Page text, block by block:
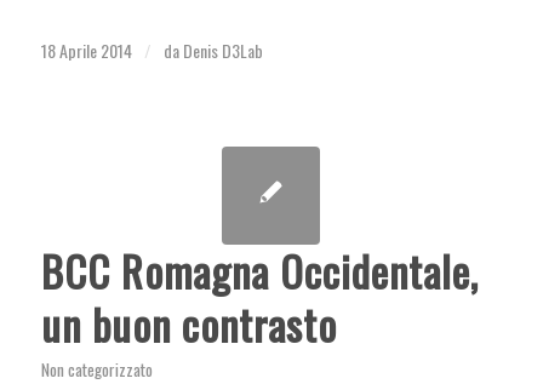
18 Aprile 2014 / daDenis D3Lab
BCC Romagna Occidentale,
un buon contrasto
Non categorizzato